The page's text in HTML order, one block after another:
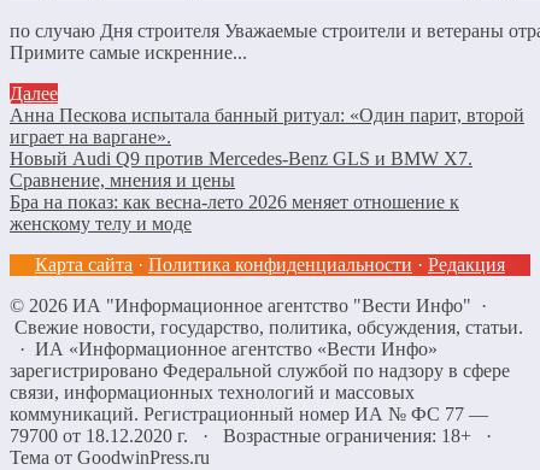
по случаю Дня строителя Уважаемые строители и ветераны
Примите самые искренние...
Далее
Анна Пескова испытала банный ритуал: «Один парит, второй
играет на варгане».
Новый Audi Q9 против Mercedes-Benz GLS и BMW X7.
Сравнение, мнения и цены
Бра на показ: как весна-лето 2026 меняет отношение к
женскому телу и моде
Карта сайта · Политика конфиденциальности · Редакция
© 2026 ИА "Информационное агентство "Вести Инфо" ·
Свежие новости, государство, политика, обсуждения, статьи.
· ИА «Информационное агентство «Вести Инфо»
зарегистрировано Федеральной службой по надзору в сфере
связи, информационных технологий и массовых
коммуникаций. Регистрационный номер ИА № ФС 77 —
79700 от 18.12.2020 г. · Возрастные ограничения: 18+
·
Тема от GoodwinPress.ru